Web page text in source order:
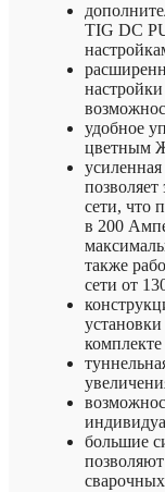
TIG DC
удобное
цветным
усиленная
сети, что
в 200
также
сети от
комплекте
большие